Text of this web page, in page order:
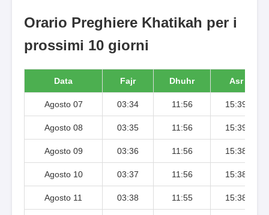
Orario Preghiere Khatikah per i
prossimi 10 giorni
Data Fajr Dhuhr Asr
Agosto 07 03:34 11:56 15:39
Agosto 08 03:35 11:56 15:39
Agosto 09 03:36 11:56 15:38
Agosto 10 03:37 11:56 15:38
Agosto 11 03:38 11:55 15:38